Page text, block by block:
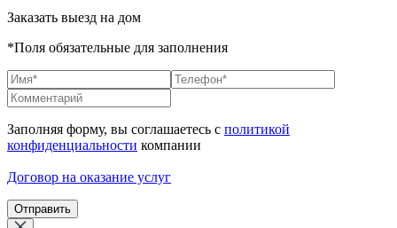
Заказать выезд на дом
*Поля обязательные для заполнения
Заполняя форму, вы соглашаетесь с политикой
конфиденциальности компании
Договор на оказание услуг
Отправить